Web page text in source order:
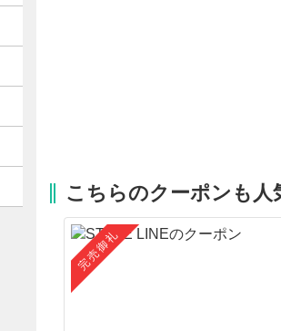
こちらのクーポンも人
完売御礼